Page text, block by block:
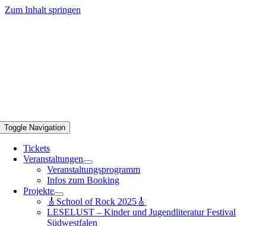
Zum Inhalt springen
Toggle Navigation
Tickets
Veranstaltungen
Veranstaltungsprogramm
Infos zum Booking
Projekte
🎸School of Rock 2025🎸
LESELUST – Kinder und Jugendliteratur Festival
Südwestfalen